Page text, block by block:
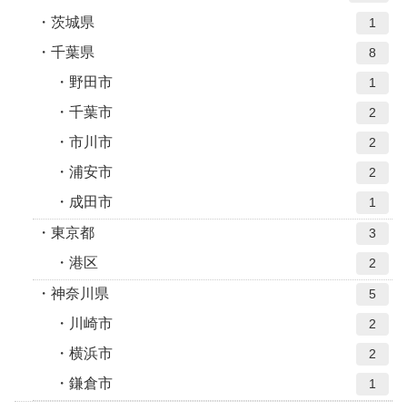
茨城県 1
千葉県 8
野田市 1
千葉市 2
市川市 2
浦安市 2
成田市 1
東京都 3
港区 2
神奈川県 5
川崎市 2
横浜市 2
鎌倉市 1